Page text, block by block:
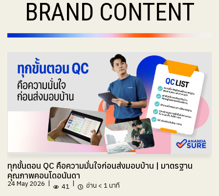
BRAND CONTENT
ทุกขั้นตอน QC คือความมั่นใจก่อนส่งมอบบ้าน | มาตรฐาน
คุณภาพคอนโดอนันดา
24 May 2026 | 41 | อ่าน < 1นาที